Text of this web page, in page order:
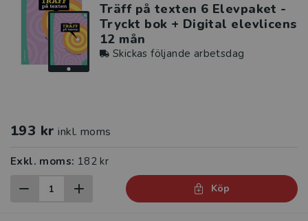
Träff på texten 6 Elevpaket -
Tryckt bok + Digital elevlicens
12 mån
Skickas följande arbetsdag
193 kr inkl. moms
Exkl. moms: 182 kr
Köp